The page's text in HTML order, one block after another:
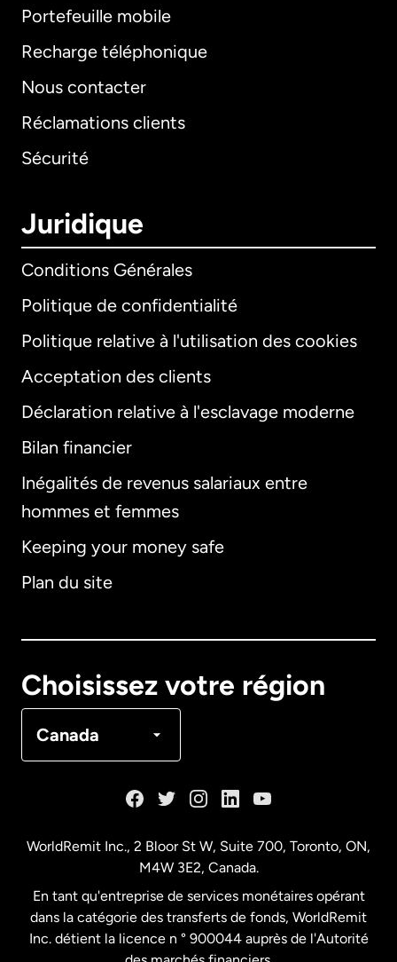
Portefeuille mobile
Recharge téléphonique
Nous contacter
Réclamations clients
Sécurité
Juridique
Conditions Générales
Politique de confidentialité
Politique relative à l'utilisation des cookies
Acceptation des clients
Déclaration relative à l'esclavage moderne
Bilan financier
Inégalités de revenus salariaux entre
hommes et femmes
Keeping your money safe
Plan du site
Choisissez votre région
Canada
International
Allemagne
Français
États-Unis Español
WorldRemit Inc., 2 Bloor St W, Suite 700, Toronto, ON,
M4W 3E2, Canada.
En tant qu'entreprise de services monétaires opérant
dans la catégorie des transferts de fonds, WorldRemit
Inc. détient la licence n ° 900044 auprès de l'Autorité